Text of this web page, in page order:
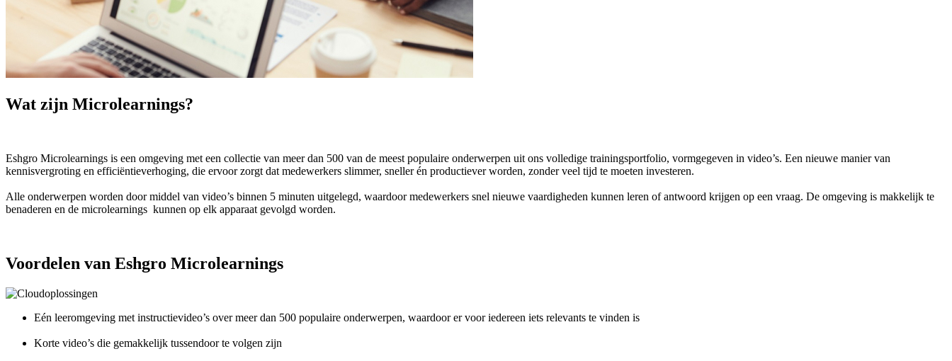
Wat zijn Microlearnings?
Eshgro Microlearnings is een omgeving met een collectie van meer dan 500 van de meest populaire onderwerpen uit ons volledige trainingsportfolio, vormgegeven in video’s. Een nieuwe manier van
kennisvergroting en efficiëntieverhoging, die ervoor zorgt dat medewerkers slimmer, sneller én productiever worden, zonder veel tijd te moeten investeren.
Alle onderwerpen worden door middel van video’s binnen 5 minuten uitgelegd, waardoor medewerkers snel nieuwe vaardigheden kunnen leren of antwoord krijgen op een vraag. De omgeving is makkelijk te
benaderen en de microlearnings kunnen op elk apparaat gevolgd worden.
Voordelen van Eshgro Microlearnings
Eén leeromgeving met instructievideo’s over meer dan 500 populaire onderwerpen, waardoor er voor iedereen iets relevants te vinden is
Korte video’s die gemakkelijk tussendoor te volgen zijn